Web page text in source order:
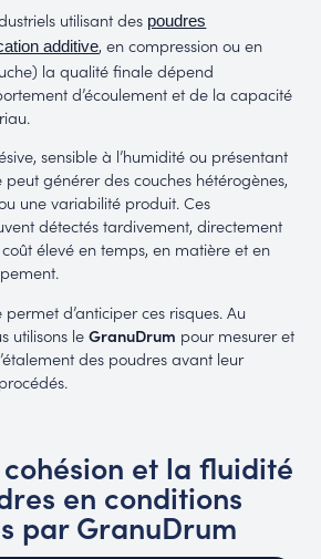
utilisant des poudres
additive, en compression ou en
la qualité finale dépend
d’écoulement et de la capacité
sensible à l’humidité ou présentant
générer des couches hétérogènes,
une variabilité produit. Ces
détectés tardivement, directement
élevé en temps, en matière et en
permet d’anticiper ces risques. Au
utilisons leGranuDrum pour mesurer et
des poudres avant leur
et la fluidité
en conditions
par GranuDrum